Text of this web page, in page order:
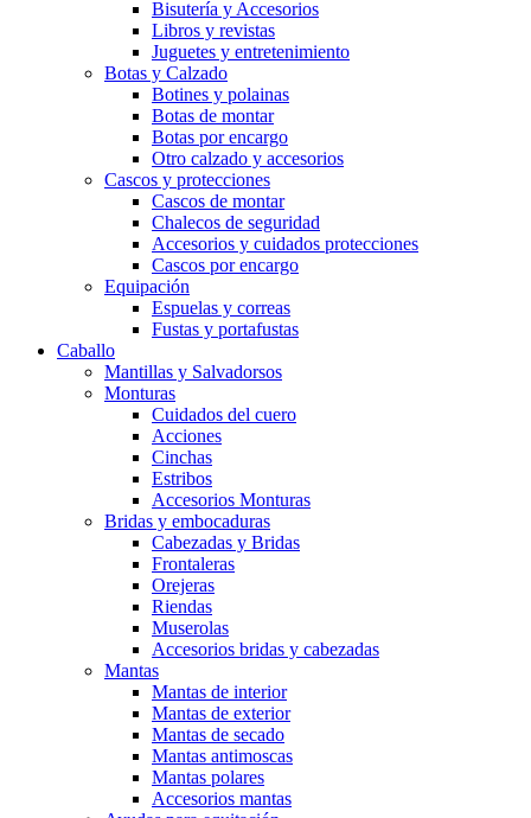
Bisutería y Accesorios
Libros y revistas
Juguetes y entretenimiento
Botas y Calzado
Botines y polainas
Botas de montar
Botas por encargo
Otro calzado y accesorios
Cascos y protecciones
Cascos de montar
Chalecos de seguridad
Accesorios y cuidados protecciones
Cascos por encargo
Equipación
Espuelas y correas
Fustas y portafustas
Caballo
Mantillas y Salvadorsos
Monturas
Cuidados del cuero
Acciones
Cinchas
Estribos
Accesorios Monturas
Bridas y embocaduras
Cabezadas y Bridas
Frontaleras
Orejeras
Riendas
Muserolas
Accesorios bridas y cabezadas
Mantas
Mantas de interior
Mantas de exterior
Mantas de secado
Mantas antimoscas
Mantas polares
Accesorios mantas